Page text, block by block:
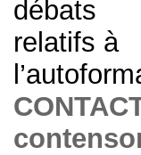
débats
relatifs à